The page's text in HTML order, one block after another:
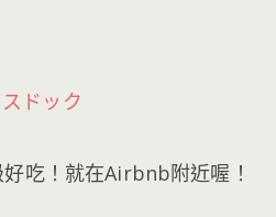
ドック
吃！就在Airbnb附近喔！